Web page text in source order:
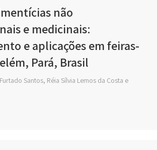
não
e medicinais:
e aplicações em feiras-
Pará, Brasil
Santos, Réia Sílvia Lemos da Costa e